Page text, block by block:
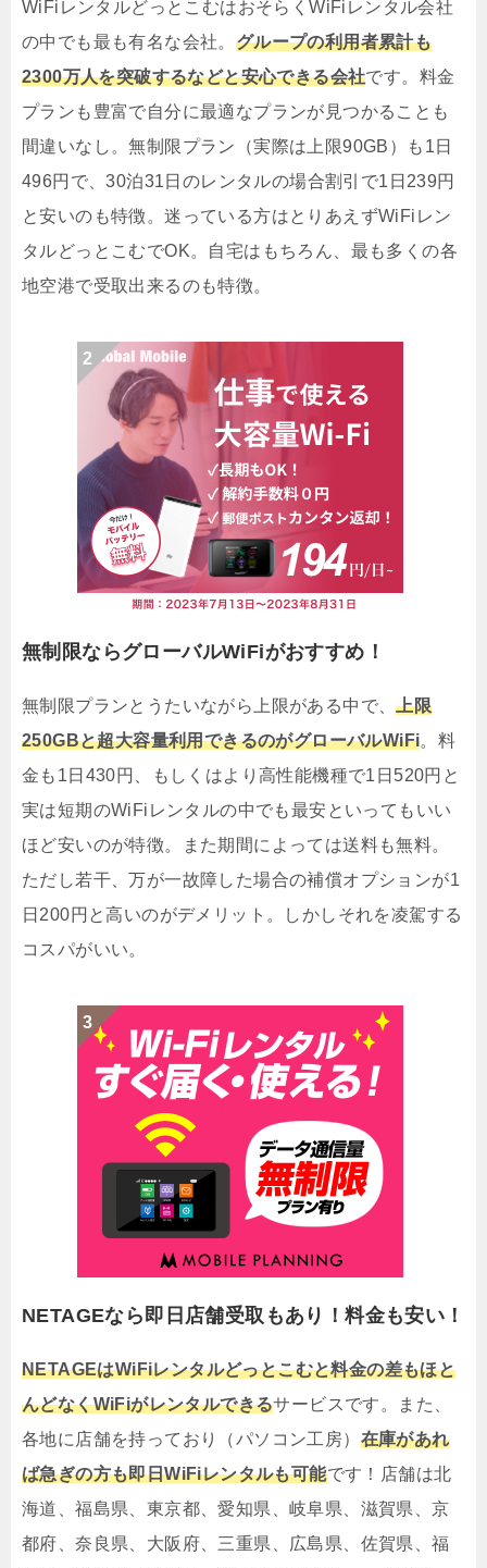
WiFiレンタルどっとこむはおそらくWiFiレンタル会社
の中でも最も有名な会社。 グループの利用者累計も
2300万人を突破するなどと安心できる会社です。料金
プランも豊富で自分に最適なプランが見つかることも
間違いなし。無制限プラン（実際は上限90GB）も1日
496円で、30泊31日のレンタルの場合割引で1日239円
と安いのも特徴。迷っている方はとりあえずWiFiレン
タルどっとこむでOK。自宅はもちろん、最も多くの各
地空港で受取出来るのも特徴。
無制限ならグローバルWiFiがおすすめ！
無制限プランとうたいながら上限がある中で、上限
250GBと超大容量利用できるのがグローバルWiFi。料
金も1日430円、もしくはより高性能機種で1日520円と
実は短期のWiFiレンタルの中でも最安といってもいい
ほど安いのが特徴。また期間によっては送料も無料。
ただし若干、万が一故障した場合の補償オプションが1
日200円と高いのがデメリット。しかしそれを凌駕する
コスパがいい。
NETAGEなら即日店舗受取もあり！料金も安い！
NETAGEはWiFiレンタルどっとこむと料金の差もほと
んどなくWiFiがレンタルできるサービスです。また、
各地に店舗を持っており（パソコン工房） 在庫があれ
ば急ぎの方も即日WiFiレンタルも可能です！店舗は北
海道、福島県、東京都、愛知県、岐阜県、滋賀県、京
都府、奈良県、大阪府、三重県、広島県、佐賀県、福